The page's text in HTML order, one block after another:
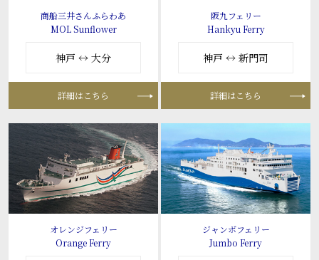
商船三井さんふらわあ
MOL Sunflower
神戸 ↔ 大分
詳細はこちら
阪九フェリー
Hankyu Ferry
神戸 ↔ 新門司
詳細はこちら
オレンジフェリー
Orange Ferry
ジャンボフェリー
Jumbo Ferry